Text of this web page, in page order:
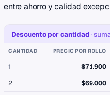
entre ahorro y calidad
Descuento por cantidad ·
CANTIDAD PRECIO POR ROLLO
1 $71.900
2
$69.000